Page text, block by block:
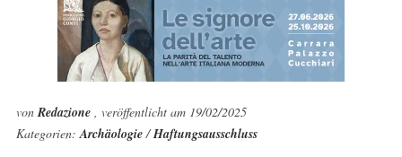
vonRedazione , veröffentlicht am 19/02/2025
Kategorien:Archäologie/Haftungsausschluss